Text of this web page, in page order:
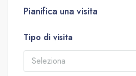
Pianifica una visita
Tipo di visita
Seleziona